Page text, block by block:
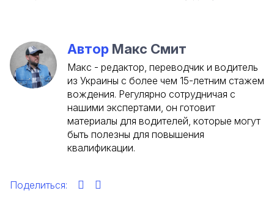
Автор Макс Смит
Макс - редактор, переводчик и водитель
из Украины с более чем 15-летним стажем
вождения. Регулярно сотрудничая с
нашими экспертами, он готовит
материалы для водителей, которые могут
быть полезны для повышения
квалификации.
Поделиться: